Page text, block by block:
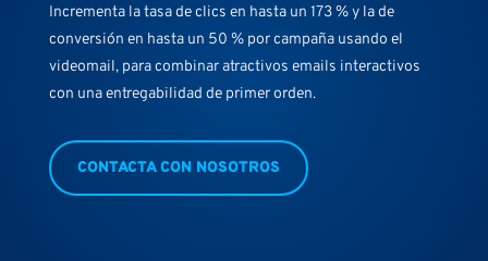
Incrementa la tasa de clics en hasta un 173 % y la de
conversión en hasta un 50 % por campaña usando el
videomail, para combinar atractivos emails interactivos
con una entregabilidad de primer orden.
CONTACTA CON NOSOTROS